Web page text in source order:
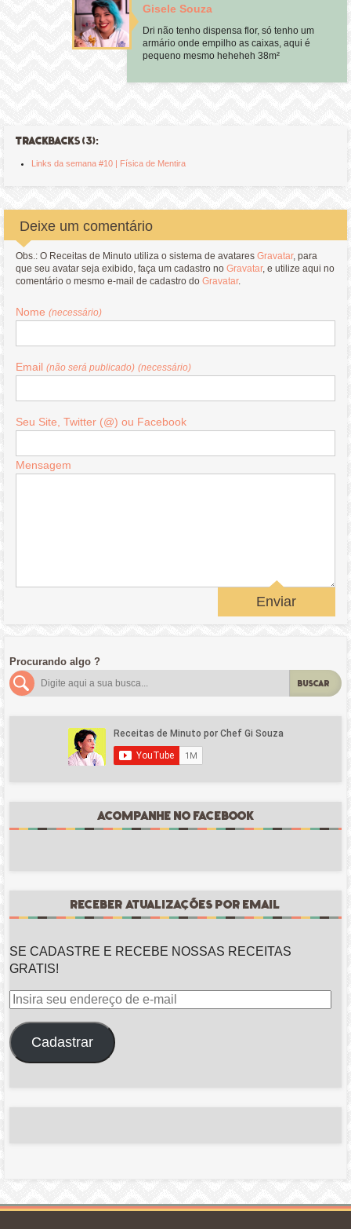
Gisele Souza
Dri não tenho dispensa flor, só tenho um
armário onde empilho as caixas, aqui é
pequeno mesmo heheheh 38m²
TRACKBACKS (3):
Links da semana #10 | Física de Mentira
Deixe um comentário
Obs.: O Receitas de Minuto utiliza o sistema de avataresGravatar, para
que seu avatar seja exibido, faça um cadastro noGravatar, e utilize aqui no
comentário o mesmo e-mail de cadastro doGravatar.
Nome(necessário)
Email(não será publicado) (necessário)
Seu Site, Twitter (@) ou Facebook
Mensagem
Enviar
Procurando algo ?
BUSCAR
ACOMPANHE NO FACEBOOK
RECEBER ATUALIZAÇÕES POR EMAIL
SE CADASTRE E RECEBE NOSSAS RECEITAS
GRATIS!
Insira
endereço
de
Cadastrar